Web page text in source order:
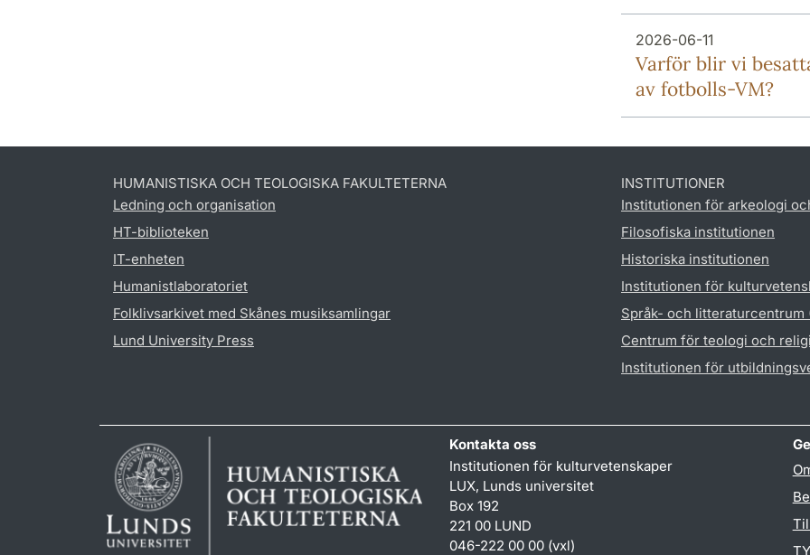
2026-06-11
Varför blir vi
av fotbolls-VM?
HUMANISTISKA OCH TEOLOGISKA FAKULTETERNA
Ledning och organisation
HT-biblioteken
IT-enheten
Humanistlaboratoriet
Folklivsarkivet med Skånes musiksamlingar
Lund University Press
INSTITUTIONER
Institutionen för arkeologi
Filosofiska institutionen
Historiska institutionen
Institutionen för
Språk- och litteraturcentrum
Centrum för teologi och
Institutionen för
Kontakta oss
Institutionen för kulturvetenskaper
LUX, Lunds universitet
Box 192
221 00 LUND
046-222 00 00 (vxl)